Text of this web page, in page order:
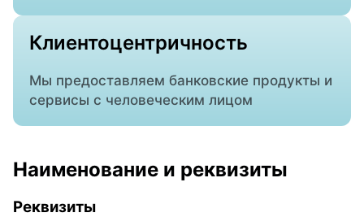
Клиентоцентричность
Мы предоставляем банковские продукты и
сервисы с человеческим лицом
Наименование и реквизиты
Реквизиты